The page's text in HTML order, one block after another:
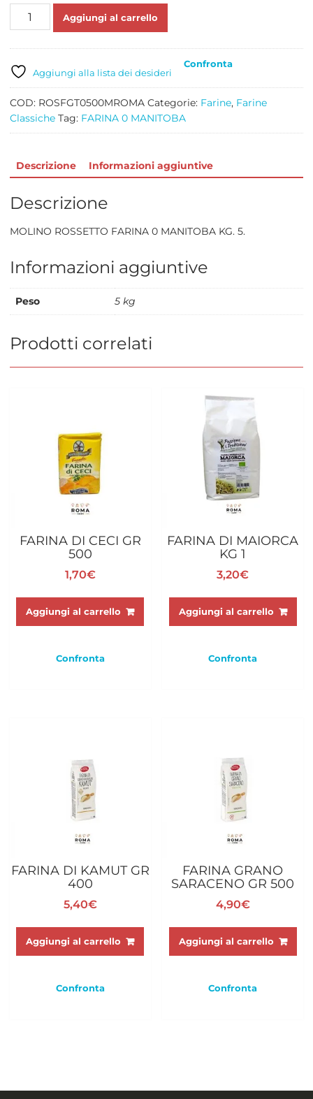
FARINA
5
quantità
Aggiungi al carrello
Aggiungi alla lista dei desideri
Confronta
COD: ROSFGT0500MROMA Categorie: Farine, Farine
Classiche Tag: FARINA 0 MANITOBA
Descrizione Informazioni aggiuntive
Descrizione
MOLINO ROSSETTO FARINA 0 MANITOBA KG. 5.
Informazioni aggiuntive
Peso 5 kg
Prodotti correlati
FARINA DI CECI GR
500
1,70€
Aggiungi al carrello
Confronta
FARINA DI MAIORCA
KG 1
3,20€
Aggiungi al carrello
Confronta
FARINA DI KAMUT GR
400
5,40€
Aggiungi al carrello
Confronta
FARINA GRANO
SARACENO GR 500
4,90€
Aggiungi al carrello
Confronta